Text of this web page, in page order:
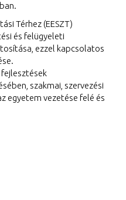
Térhez (EESZT)
és felügyeleti
ezzel kapcsolatos
szakmai, szervezési
egyetem vezetése felé és